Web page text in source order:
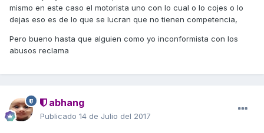
mismo en este caso el motorista uno con lo cual o lo cojes o lo
dejas eso es de lo que se lucran que no tienen competencia,
Pero bueno hasta que alguien como yo inconformista con los
abusos reclama
abhang
Publicado 14 de Julio del 2017